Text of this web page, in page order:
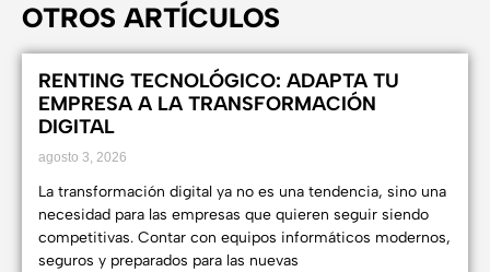
OTROS ARTÍCULOS
RENTING TECNOLÓGICO: ADAPTA TU
EMPRESA A LA TRANSFORMACIÓN
DIGITAL
agosto 3, 2026
La transformación digital ya no es una tendencia, sino una
necesidad para las empresas que quieren seguir siendo
competitivas. Contar con equipos informáticos modernos,
seguros y preparados para las nuevas